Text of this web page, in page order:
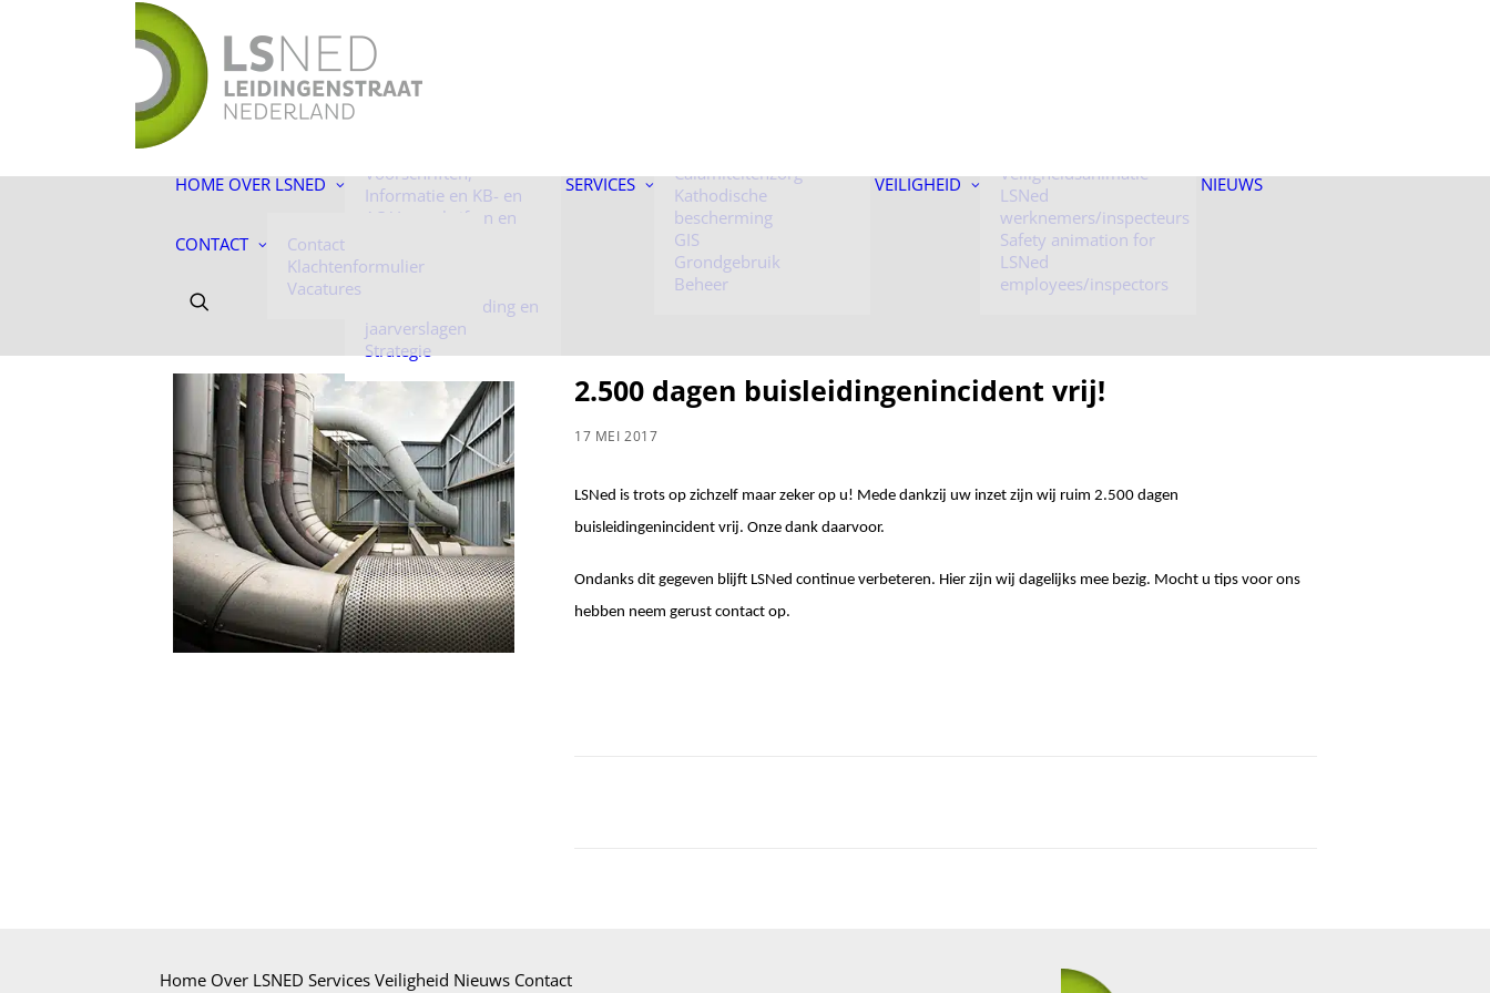
HOME OVER LSNED
De toekomst ligt onder
ons!
Voorschriften,
Informatie en KB- en
AC-Voorschriften en
Algemene
Jaarverantwoording en
jaarverslagen
Strategie
SERVICES
Calamiteitenzorg
Kathodische
bescherming
GIS
Grondgebruik
Beheer
VEILIGHEID
Veiligheidsanimatie
LSNed
werknemers/inspecteurs
Safety animation for
LSNed
employees/inspectors
NIEUWS
CONTACT
Contact
Klachtenformulier
Vacatures
2.500 dagen buisleidingenincident vrij!
17 MEI 2017
LSNed is trots op zichzelf maar zeker op u! Mede dankzij uw inzet zijn wij ruim 2.500 dagen
buisleidingenincident vrij. Onze dank daarvoor.
Ondanks dit gegeven blijft LSNed continue verbeteren. Hier zijn wij dagelijks mee bezig. Mocht u tips voor ons
hebben neem gerust contact op.
Home Over LSNED Services Veiligheid Nieuws Contact